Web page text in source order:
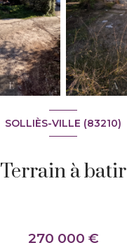
SOLLIÈS-VILLE (83210)
Terrain à batir
270 000 €